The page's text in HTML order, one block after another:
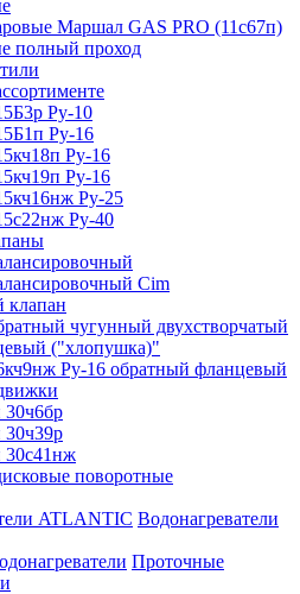
Маршал GAS PRO (11с67п)
полный проход
Ру-10
Ру-16
Ру-16
Ру-16
Ру-25
Ру-40
Cim
клапан
чугунный двухстворчатый
("хлопушка)"
Ру-16 обратный фланцевый
30с41нж
поворотные
Водонагреватели
Проточные